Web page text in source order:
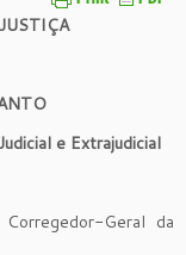
e Extrajudicial
Geral da